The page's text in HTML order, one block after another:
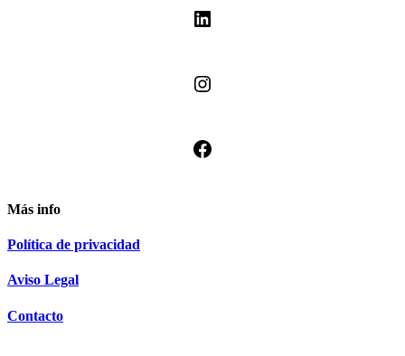
LinkedIn
Instagram
Facebook
Más info
Política de privacidad
Aviso Legal
Contacto